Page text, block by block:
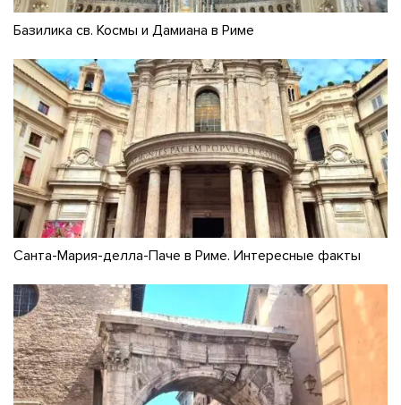
Базилика св. Космы и Дамиана в Риме
Санта-Мария-делла-Паче в Риме. Интересные факты